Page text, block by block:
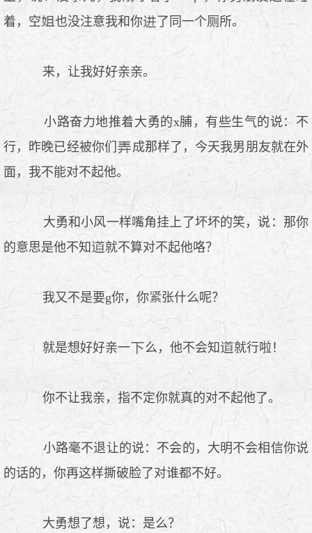
着，空
也没注意我和你 了同一个厕所。
来，让我好好亲亲。
小路奋力地推着大勇的x脯，有些生气的说：不
行，昨晚已经被你们
成那样了，今天我男朋友就在外
面，我不能对不起他。
大勇和小风一样嘴角挂上了坏坏的笑，说：那你
的意思是他不知
就不算对不起他咯？
我又不是要g你，你 张什么呢？
就是想好好亲一 么，他不会知 就行啦！
你不让我亲，指不定你就真的对不起他了。
小路毫不退让的说：不会的，大明不会相信你说
的话的，你再这样撕破脸了对谁都不好。
大勇想了想，说：是么？